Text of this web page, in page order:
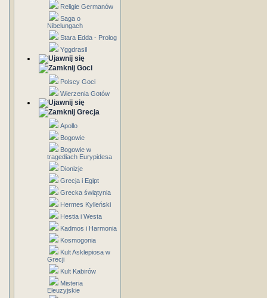
Religie Germanów
Saga o
Nibelungach
Stara Edda - Prolog
Yggdrasil
Goci
Polscy Goci
Wierzenia Gotów
Grecja
Apollo
Bogowie
Bogowie w
tragediach Eurypidesa
Dionizje
Grecja i Egipt
Grecka świątynia
Hermes Kylleński
Hestia i Westa
Kadmos i Harmonia
Kosmogonia
Kult Asklepiosa w
Grecji
Kult Kabirów
Misteria
Eleuzyjskie